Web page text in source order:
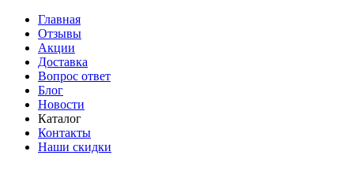
Главная
Отзывы
Акции
Доставка
Вопрос ответ
Блог
Новости
Каталог
Контакты
Наши скидки